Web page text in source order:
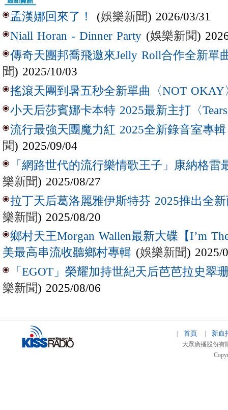
孟漢娜回來了！ (娛樂新聞) 2026/03/31
Niall Horan - Dinner Party (娛樂新聞)
傳奇天團邦喬飛邀來Jelly Roll合作全新單
聞) 2025/10/03
搖滾天團到暑五秒全新單曲〈NOT OKAY
小天后莎賓娜卡本特 2025最新主打〈
流行最強天團魔力紅 2025全新錄音室專
聞) 2025/09/04
「網路世代的流行樂情歌王子」康納格雷
樂新聞) 2025/08/27
拉丁天后葛洛麗雅伊斯特芬 2025推出全新
樂新聞) 2025/08/20
鄉村天王Morgan Wallen最新大碟【I’m
美最高串流收聽鄉村專輯 (娛樂新聞) 2025/
「EGOT」榮耀加持世紀天后芭芭拉史翠
樂新聞) 2025/08/06
| 首頁| 新血
大眾廣播股份有